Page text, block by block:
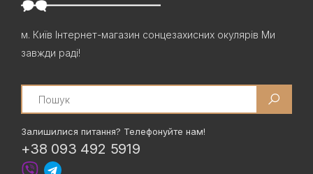
м. Київ Інтернет-магазин сонцезахисних окулярів Ми
завжди раді!
Search
Залишилися питання? Телефонуйте нам!
+38 093 492 5919